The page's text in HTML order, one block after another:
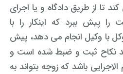
تا از طریق دادگاه و یا اجرای
پیش ببرد که اینکار را با
با وکیل انجام می دهد، پیش
نکاح ثبت و ضبط شده است و
باشد که زوجه بتواند به